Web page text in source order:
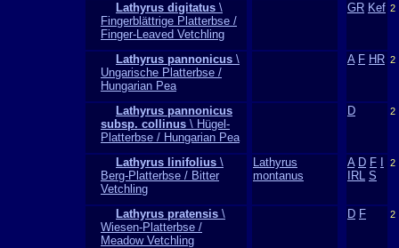
Lathyrus digitatus \
Fingerblättrige Platterbse /
Finger-Leaved Vetchling
GR Kef 2
Lathyrus pannonicus \
Ungarische Platterbse /
Hungarian Pea
A F HR 2
Lathyrus pannonicus
subsp. collinus \ Hügel-
Platterbse / Hungarian Pea
D 2
Lathyrus linifolius \
Berg-Platterbse / Bitter
Vetchling
Lathyrus
montanus
A D F
IRL S
2
Lathyrus pratensis \
Wiesen-Platterbse /
Meadow Vetchling
D F 2